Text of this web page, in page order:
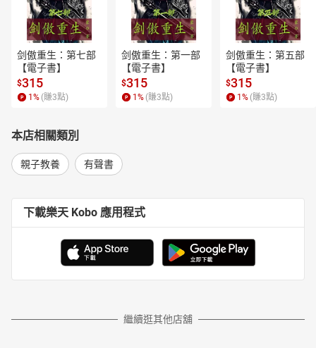
剑傲重生：第七部
【電子書】
$315
1 % (賺3點)
剑傲重生：第一部
【電子書】
$315
1 % (賺3點)
剑傲重生：第五部
【電子書】
$315
1 % (賺3點)
本店相關類別
親子教養 有聲書
下載樂天 Kobo 應用程式
繼續逛其他店舖